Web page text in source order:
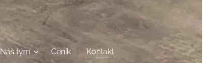
Náš tým Ceník Kontakt